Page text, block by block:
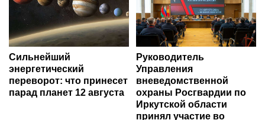
Сильнейший
энергетический
переворот: что принесет
парад планет 12 августа
Руководитель
Управления
вневедомственной
охраны Росгвардии по
Иркутской области
принял участие во